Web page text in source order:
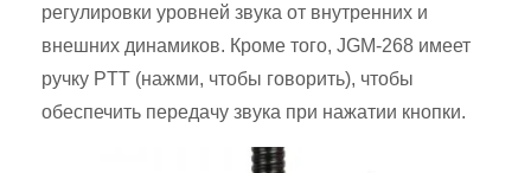
регулировки уровней звука от внутренних и
внешних динамиков. Кроме того, JGM-268 имеет
ручку PTT (нажми, чтобы говорить), чтобы
обеспечить передачу звука при нажатии кнопки.